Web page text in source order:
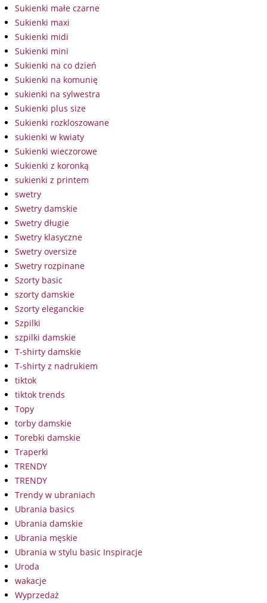
Sukienki małe czarne
Sukienki maxi
Sukienki midi
Sukienki mini
Sukienki na co dzień
Sukienki na komunię
sukienki na sylwestra
Sukienki plus size
Sukienki rozkloszowane
sukienki w kwiaty
Sukienki wieczorowe
Sukienki z koronką
sukienki z printem
swetry
Swetry damskie
Swetry długie
Swetry klasyczne
Swetry oversize
Swetry rozpinane
Szorty basic
szorty damskie
Szorty eleganckie
Szpilki
szpilki damskie
T-shirty damskie
T-shirty z nadrukiem
tiktok
tiktok trends
Topy
torby damskie
Torebki damskie
Traperki
TRENDY
TRENDY
Trendy w ubraniach
Ubrania basics
Ubrania damskie
Ubrania męskie
Ubrania w stylu basic Inspiracje
Uroda
wakacje
Wyprzedaż